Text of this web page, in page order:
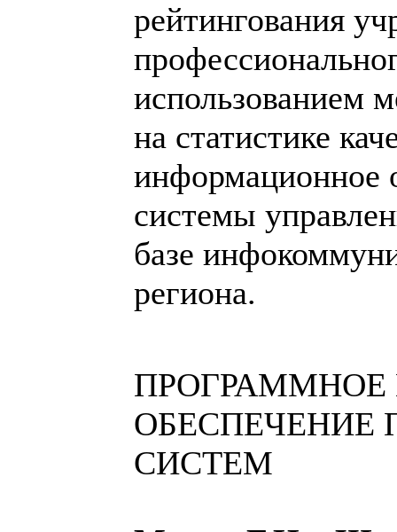
рейтингования
использованием
на статистике
информационное
системы
базе
региона.
ПРОГРАММНОЕ
ОБЕСПЕЧЕНИЕ
СИСТЕМ